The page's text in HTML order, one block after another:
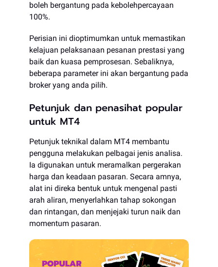
boleh bergantung pada kebolehpercayaan
100%.
Perisian ini dioptimumkan untuk memastikan
kelajuan pelaksanaan pesanan prestasi yang
baik dan kuasa pemprosesan. Sebaliknya,
beberapa parameter ini akan bergantung pada
broker yang anda pilih.
Petunjuk dan penasihat popular
untuk MT4
Petunjuk teknikal dalam MT4 membantu
pengguna melakukan pelbagai jenis analisa.
Ia digunakan untuk meramalkan pergerakan
harga dan keadaan pasaran. Secara amnya,
alat ini direka bentuk untuk mengenal pasti
arah aliran, menyerlahkan tahap sokongan
dan rintangan, dan menjejaki turun naik dan
momentum pasaran.